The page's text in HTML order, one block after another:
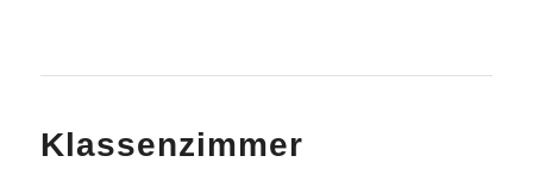
Klassenzimmer